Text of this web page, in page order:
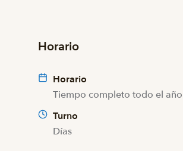
Horario
Horario
Tiempo completo todo el año
Turno
Días